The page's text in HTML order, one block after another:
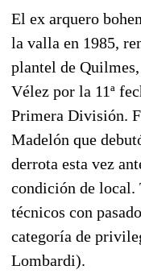
El ex arquero
la valla en 1985,
plantel de
Vélez por la 11ª
Primera División.
Madelón que
derrota esta vez
condición de local.
técnicos con
categoría de
Lombardi).